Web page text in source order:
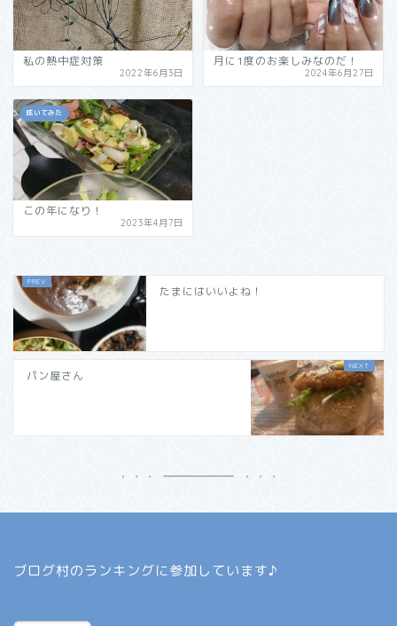
私の熱中症対策
2022年6月3日
月に1度のお楽しみなのだ！
2024年6月27日
呟いてみた
この年になり！
2023年4月7日
たまにはいいよね！
パン屋さん
ブログ村のランキングに参加しています♪